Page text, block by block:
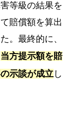
等級の結果を
賠償額を算出
。最終的に、
当方提示額を賠
示談が成立 し